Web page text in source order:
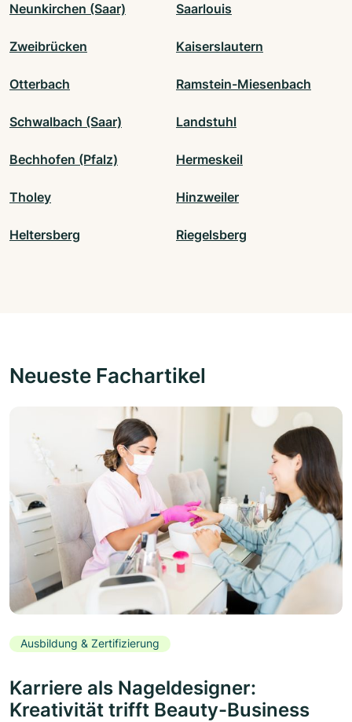
Neunkirchen (Saar) Saarlouis
Zweibrücken Kaiserslautern
Otterbach Ramstein-Miesenbach
Schwalbach (Saar) Landstuhl
Bechhofen (Pfalz) Hermeskeil
Tholey Hinzweiler
Heltersberg Riegelsberg
Neueste Fachartikel
Ausbildung & Zertifizierung
Karriere als Nageldesigner:
Kreativität trifft Beauty-Business